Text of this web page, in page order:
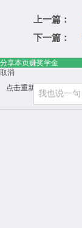
上一篇：
下一篇：
分享本页赚奖学金
取消
点击重新加载